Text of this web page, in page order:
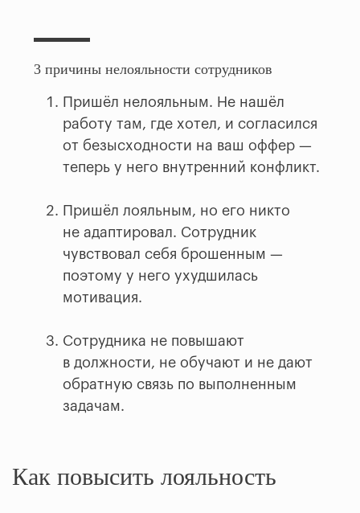
3 причины нелояльности сотрудников
Пришёл нелояльным. Не нашёл
работу там, где хотел, и согласился
от безысходности на ваш оффер —
теперь у него внутренний конфликт.
Пришёл лояльным, но его никто
не адаптировал. Сотрудник
чувствовал себя брошенным —
поэтому у него ухудшилась
мотивация.
Сотрудника не повышают
в должности, не обучают и не дают
обратную связь по выполненным
задачам.
Как повысить лояльность